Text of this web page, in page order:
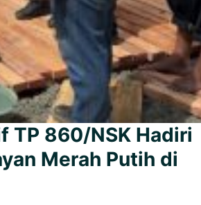
TP 860/NSK Hadiri
Merah Putih di